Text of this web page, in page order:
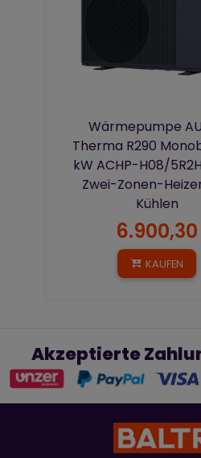
Wärmepumpe
Therma R290
kW ACHP-H08/
Zwei-Zonen-
Kühlen
KAUFEN
Akzeptierte